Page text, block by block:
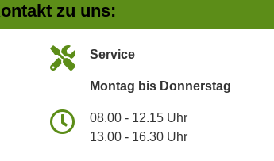
zu uns:
Service
Montag bis Donnerstag
08.00 - 12.15 Uhr
13.00 - 16.30 Uhr